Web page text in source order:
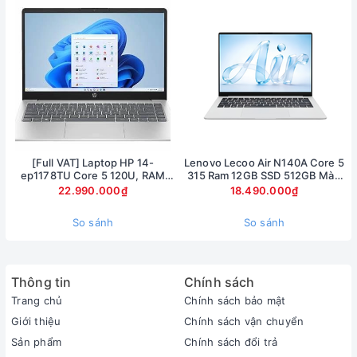
càng tôn lên vẻ đẹp của chiếc máy tính xách tay này.
Các góc cạnh máy được thiết kế sắc nét. Bản lề máy chắc
chắn, giúp người dùng thoải mái chơi game. Nội thất bên
trong cũng được bao phủ một lớp sơn đen mịn. Mang lại sự
đồng điệu trong thiết kế.
Các cạnh viền của máy được làm hết sức tỉ mỉ, khéo léo với
[Full VAT] Laptop HP 14-
ep1178TU Core 5 120U, RAM
16GB, SSD 1TB, 14 inch FHD,
Windows 11
22.990.000₫
So sánh
Lenovo Lecoo Air N140A Core 5
315 Ram 12GB SSD 512GB Màn
hình 14inch FullHD
18.490.000₫
So sánh
Thông tin
Trang chủ
Giới thiệu
Sản phẩm
Chính sách
Chính sách bảo mật
Chính sách vận chuyển
Chính sách đổi trả